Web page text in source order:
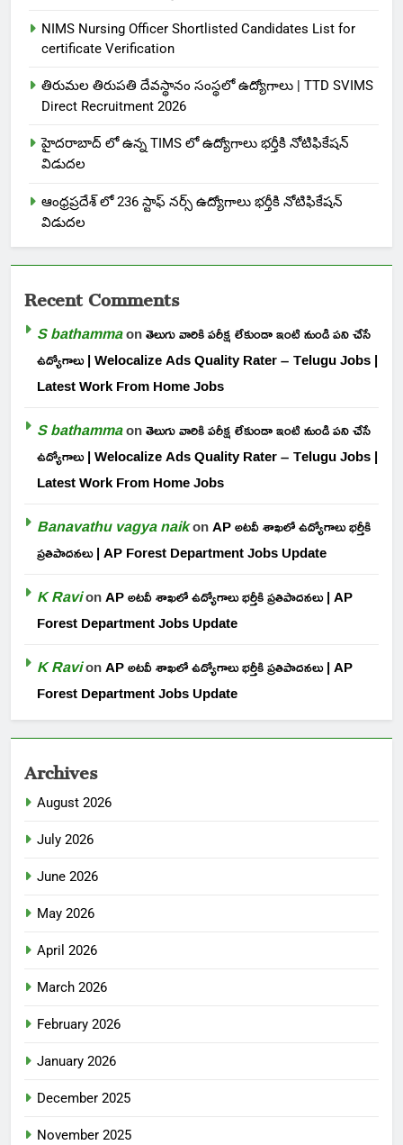
NIMS Nursing Officer Shortlisted Candidates List for
certificate Verification
తిరుమల తిరుపతి దేవస్థానం సంస్థలో ఉద్యోగాలు | TTD SVIMS
Direct Recruitment 2026
హైదరాబాద్ లో ఉన్న TIMS లో ఉద్యోగాలు భర్తీకి నోటిఫికేషన్
విడుదల
ఆంధ్రప్రదేశ్ లో 236 స్టాఫ్ నర్స్ ఉద్యోగాలు భర్తీకి నోటిఫికేషన్
విడుదల
Recent Comments
S bathammaonతెలుగు వారికి పరీక్ష లేకుండా ఇంటి నుండి పని చేసే
ఉద్యోగాలు | Welocalize Ads Quality Rater – Telugu Jobs |
Latest Work From Home Jobs
S bathammaonతెలుగు వారికి పరీక్ష లేకుండా ఇంటి నుండి పని చేసే
ఉద్యోగాలు | Welocalize Ads Quality Rater – Telugu Jobs |
Latest Work From Home Jobs
Banavathu vagya naikonAP అటవీ శాఖలో ఉద్యోగాలు భర్తీకి
ప్రతిపాదనలు | AP Forest Department Jobs Update
K RavionAP అటవీ శాఖలో ఉద్యోగాలు భర్తీకి ప్రతిపాదనలు | AP
Forest Department Jobs Update
K RavionAP అటవీ శాఖలో ఉద్యోగాలు భర్తీకి ప్రతిపాదనలు | AP
Forest Department Jobs Update
Archives
August 2026
July 2026
June 2026
May 2026
April 2026
March 2026
February 2026
January 2026
December 2025
November 2025